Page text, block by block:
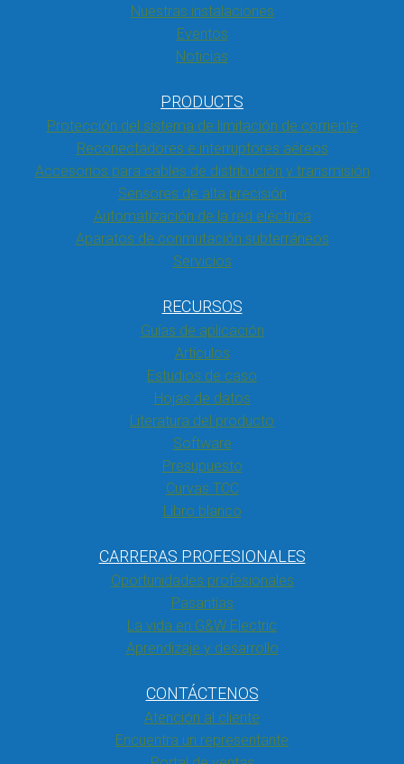
Nuestras instalaciones
Eventos
Noticias
PRODUCTS
Protección del sistema de limitación de corriente
Reconectadores e interruptores aéreos
Accesorios para cables de distribución y transmisión
Sensores de alta precisión
Automatización de la red eléctrica
Aparatos de conmutación subterráneos
Servicios
RECURSOS
Guías de aplicación
Artículos
Estudios de caso
Hojas de datos
Literatura del producto
Software
Presupuesto
Curvas TCC
Libro blanco
CARRERAS PROFESIONALES
Oportunidades profesionales
Pasantías
La vida en G&W Electric
Aprendizaje y desarrollo
CONTÁCTENOS
Atención al cliente
Encuentra un representante